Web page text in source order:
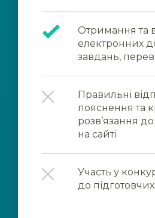
Отримання та
електронних
завдань,
Правильні
пояснення та
розв’язання
на сайті
Участь у
до